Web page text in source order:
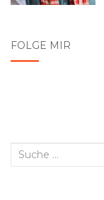
FOLGE MIR
Suche